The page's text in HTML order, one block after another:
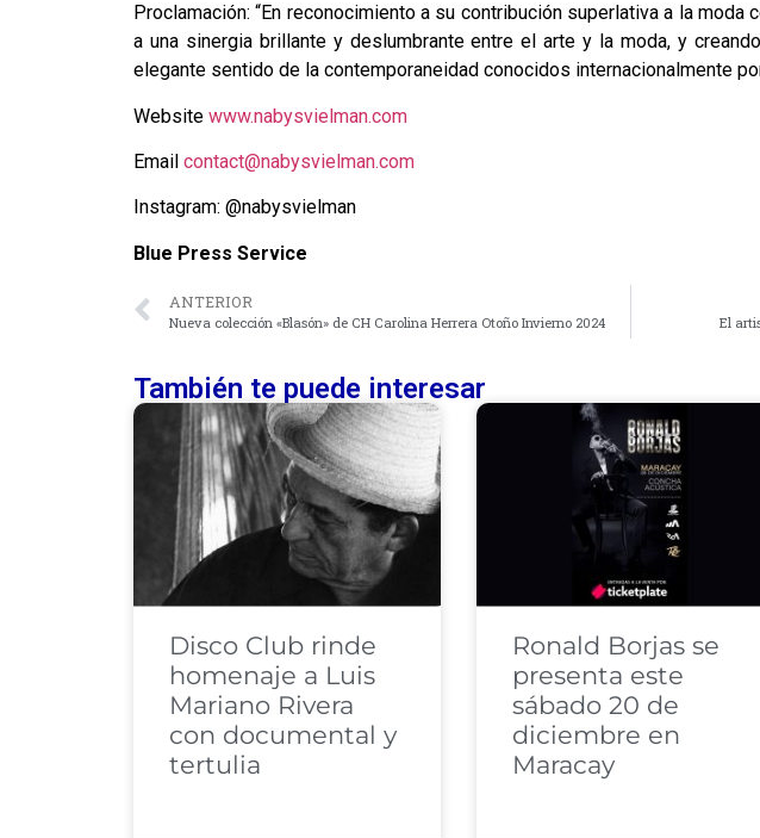
Proclamación: “En reconocimiento a su contribución superlativa a la
a una sinergia brillante y deslumbrante entre el arte y la moda, y
elegante sentido de la contemporaneidad conocidos internacionalmente
Website www.nabysvielman.com
Email contact@nabysvielman.com
Instagram: @nabysvielman
Blue Press Service
ANTERIOR
Nueva colección «Blasón» de CH Carolina Herrera Otoño Invierno 2024 El
También te puede interesar
Disco Club rinde
homenaje a Luis
Mariano Rivera
con documental y
tertulia
Ronald Borjas se
presenta este
sábado 20 de
diciembre en
Maracay